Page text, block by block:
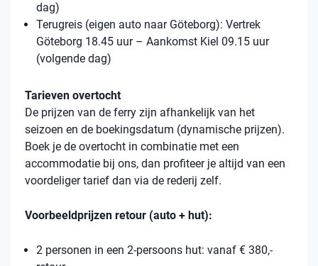
dag)
Terugreis (eigen auto naar Göteborg): Vertrek
Göteborg 18.45 uur – Aankomst Kiel 09.15 uur
(volgende dag)
Tarieven overtocht
De prijzen van de ferry zijn afhankelijk van het
seizoen en de boekingsdatum (dynamische prijzen).
Boek je de overtocht in combinatie met een
accommodatie bij ons, dan profiteer je altijd van een
voordeliger tarief dan via de rederij zelf.
Voorbeeldprijzen retour (auto + hut):
2 personen in een 2-persoons hut: vanaf € 380,-